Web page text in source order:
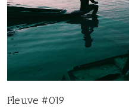
Fleuve #019